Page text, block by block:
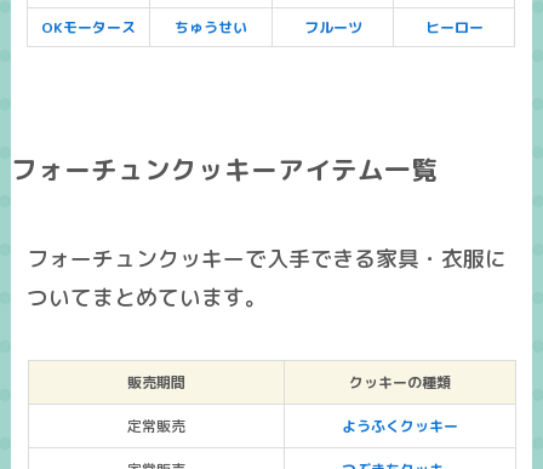
OKモータース
ちゅうせい フルーツ ヒーロー
フォーチュンクッキーアイテム一覧
フォーチュンクッキーで入手できる家具・衣服に
ついてまとめています。
販売期間 クッキーの種類
定常販売 ようふくクッキー